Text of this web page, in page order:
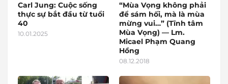
Carl Jung: Cuộc sống
thực sự bắt đầu từ tuổi
40
10.01.2025
“Mùa Vọng không phải
để sám hối, mà là mùa
mừng vui…” (Tĩnh tâm
Mùa Vọng) — Lm.
Micael Phạm Quang
Hồng
08.12.2018